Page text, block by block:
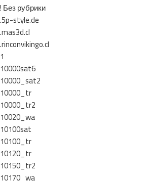
! Без рубрики
.5p-style.de
.mas3d.cl
.rinconvikingo.cl
1
10000sat6
10000_sat2
10000_tr
10000_tr2
10020_wa
10100sat
10100_tr
10120_tr
10150_tr2
10170_wa